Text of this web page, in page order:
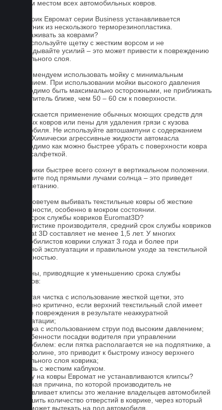
слабым местом всех автомобильных ковров.
На коврик Евромат серии Business устанавливается
подпятник из нескользкого терморезинопластика.
Как ухаживать за коврами?
1.Не используйте щетку с жестким ворсом и не
прикладывайте усилий – это может привести к повреждению
текстильного слоя.
2. Рекомендуем использовать мойку с минимальным
давлением. При использовании мойки высокого давления
необходимо быть максимально осторожными, не приближать
распылитель ближе, чем 50 – 60 см к поверхности.
3. Допускается применение обычных моющих средств для
бытовых ковров или пены для удаления грязи с кузова
автомобиля. Не используйте автошампуни с содержанием
воска! Химически агрессивные жидкости автомасла
необходимо как можно быстрее убрать с поверхности ковра
сухой салфеткой.
4. Коврики быстрее всего сохнут в вертикальном положении.
Не сушите под прямыми лучами солнца – это приведет
к выцветанию.
5. Не советуем выбивать текстильные ковры об жесткие
поверхности, особенно в мокром состоянии.
Какой срок службы ковриков Euromat3D?
По статистике производителя, средний срок службы ковриков
Euromat 3D составляет не менее 1,5 лет. У многих
автомобилистов коврики служат 3 года и более при
бережной эксплуатации и правильном уходе за текстильной
поверхностью.
Причины, приводящие к уменьшению срока службы
ковриков:
1. Частая чистка с использование жесткой щетки, это
особенно критично, если верхний текстильный слой имеет
мелкие повреждения в результате неаккуратной
эксплуатации;
2. Мойка с использованием струи под высоким давлением;
3. Особенности посадки водителя при управлении
автомобилем: если пятка располагается не на подпятнике, а
на ковролине, это приводит к быстрому износу верхнего
текстильного слоя коврика;
4. Обувь с жестким каблуком.
Почему на ковры Евромат не устанавливаются клипсы?
Основная причина, по которой производитель не
устанавливает клипсы это желание владельцев автомобилей
уменьшить количество отверстий в коврике, через который
влага может вытекать на пол автомобиля.